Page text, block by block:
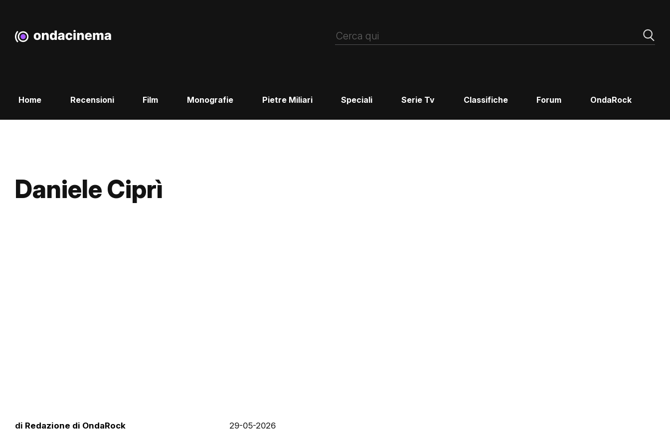
Home Recensioni Film Monografie Pietre Miliari Speciali Serie Tv Classifiche Forum OndaRock
Daniele Ciprì
di Redazione di OndaRock 29-05-2026